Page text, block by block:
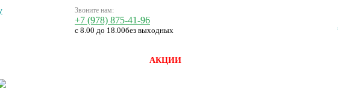
Звоните нам:
+7 (978) 875-41-96
с 8.00 до 18.00без выходных
АКЦИИ